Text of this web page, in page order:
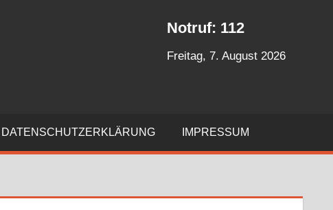
Notruf: 112
Freitag, 7. August 2026
DATENSCHUTZERKLÄRUNG IMPRESSUM